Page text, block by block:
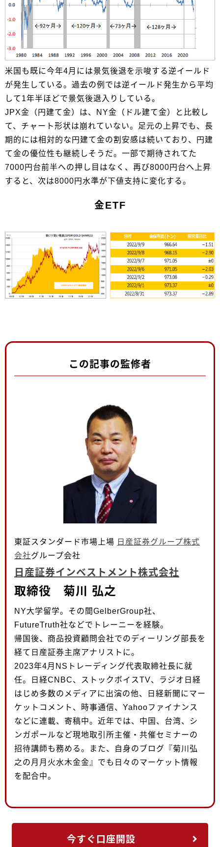
米国も既に今年4月には景気後退を示唆する逆イールド
が発生している。過去の例では逆イールド発生から平均
して1年半ほどで景気後退入りしている。
JPX金（円建て金）は、NY金（ドル建て金）と比較し
て、チャート形状は崩れていない。足元の上昇でも、長
期的には相対的な円建て金の割安感は続いており、円建
て金の優位性も継続しそうだ。一部で期待されてた
7000円台前半への押し目はなく、再び8000円台へ上昇
すると、次は8000円水準が下値支持に変化する。
金ETF
この記事の監修者
東証スタンダード市場上場 日産証券グループ株式
会社グループ会社
日産証券インベストメント株式会社
取締役 菊川 弘之
NY大学留学。その間GelberGroup社、
FutureTruth社などでトレーニーを経験。
帰国後、商品投資顧問会社でのディーリング部長を
経て日産証券主席アナリストに。
2023年4月NSトレーディング代表取締社長に就
任。日経CNBC、ストックボイスTV、ラジオ日経
はじめ多数のメディアに出演の他、日経新聞にマー
ケットコメント、時事通信、Yahooファイナンス
などに連載、寄稿中。近年では、中国、台湾、シ
ンガポールなど現地取引所主催・共催セミナーの
招待講師も務める。また、自身のブログ『菊川弘
之の月月火水木金金』でも日々のマーケット情報
を配合中。
今すぐ口座開設